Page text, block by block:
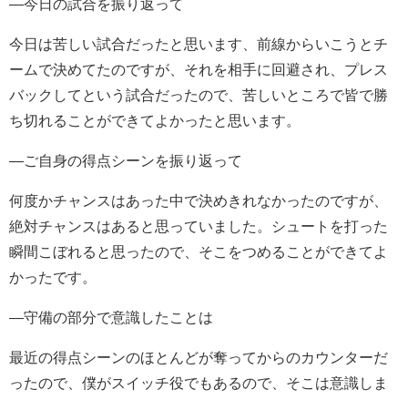
―今日の試合を振り返って
今日は苦しい試合だったと思います、前線からいこうとチ
ームで決めてたのですが、それを相手に回避され、プレス
バックしてという試合だったので、苦しいところで皆で勝
ち切れることができてよかったと思います。
―ご自身の得点シーンを振り返って
何度かチャンスはあった中で決めきれなかったのですが、
絶対チャンスはあると思っていました。シュートを打った
瞬間こぼれると思ったので、そこをつめることができてよ
かったです。
―守備の部分で意識したことは
最近の得点シーンのほとんどが奪ってからのカウンターだ
ったので、僕がスイッチ役でもあるので、そこは意識しま